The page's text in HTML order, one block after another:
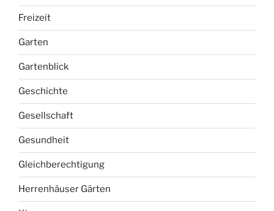
Freizeit
Garten
Gartenblick
Geschichte
Gesellschaft
Gesundheit
Gleichberechtigung
Herrenhäuser Gärten